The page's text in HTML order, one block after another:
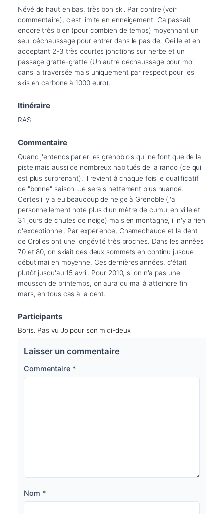
Névé de haut en bas. très bon ski. Par contre (voir
commentaire), c'est limite en enneigement. Ca passait
encore très bien (pour combien de temps) moyennant un
seul déchaussage pour entrer dans le pas de l'Oeille et en
acceptant 2-3 très courtes jonctions sur herbe et un
passage gratte-gratte (Un autre déchaussage pour moi
dans la traversée mais uniquement par respect pour les
skis en carbone à 1000 euro).
Itinéraire
RAS
Commentaire
Quand j'entends parler les grenoblois qui ne font que de la
piste mais aussi de nombreux habitués de la rando (ce qui
est plus surprenant), il revient à chaque fois le qualificatif
de "bonne" saison. Je serais nettement plus nuancé.
Certes il y a eu beaucoup de neige à Grenoble (j'ai
personnellement noté plus d'un mètre de cumul en ville et
31 jours de chutes de neige) mais en montagne, il n'y a rien
d'exceptionnel. Par expérience, Chamechaude et la dent
de Crolles ont une longévité très proches. Dans les années
70 et 80, on skiait ces deux sommets en continu jusque
début mai en moyenne. Ces dernières années, c'était
plutôt jusqu'au 15 avril. Pour 2010, si on n'a pas une
mousson de printemps, on aura du mal à atteindre fin
mars, en tous cas à la dent.
Participants
Boris. Pas vu Jo pour son midi-deux
Laisser un commentaire
Commentaire *
Nom *